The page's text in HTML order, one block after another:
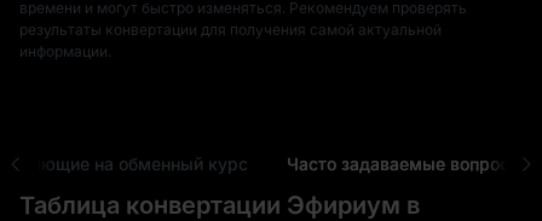
времени и могут быстро изменяться. Рекомендуем проверять
результаты конвертации для получения самой актуальной
информации.
на обменный курс Часто задаваемые вопросы
Таблица конвертации Эфириум в